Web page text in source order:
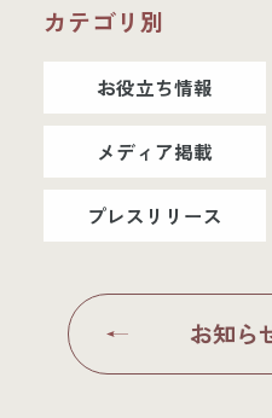
カテゴリ別
お役立ち情報
メディア掲載
プレスリリース
お知ら